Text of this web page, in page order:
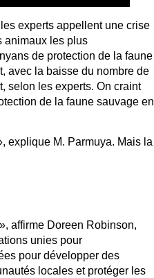
experts appellent une crise
animaux les plus
de protection de la faune
avec la baisse du nombre de
selon les experts. On craint
de la faune sauvage en
explique M. Parmuya. Mais la
affirme Doreen Robinson,
unies pour
pour développer des
locales et protéger les